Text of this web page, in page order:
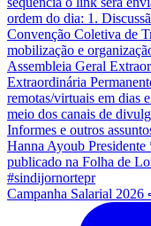
Campanha Salarial